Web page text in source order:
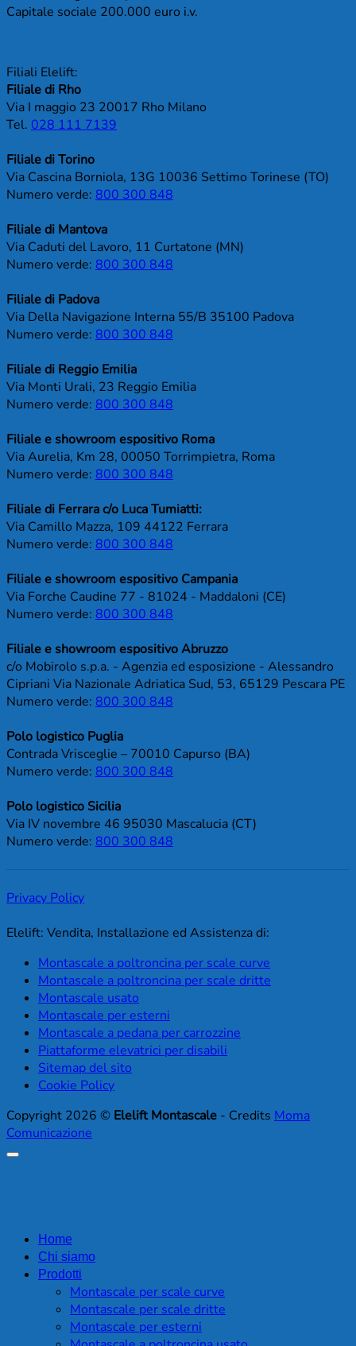
Capitale sociale 200.000 euro i.v.
Filiali Elelift:
Filiale di Rho
Via I maggio 23 20017 Rho Milano
Tel. 028 111 7139
Filiale di Torino
Via Cascina Borniola, 13G 10036 Settimo Torinese (TO)
Numero verde: 800 300 848
Filiale di Mantova
Via Caduti del Lavoro, 11 Curtatone (MN)
Numero verde: 800 300 848
Filiale di Padova
Via Della Navigazione Interna 55/B 35100 Padova
Numero verde: 800 300 848
Filiale di Reggio Emilia
Via Monti Urali, 23 Reggio Emilia
Numero verde: 800 300 848
Filiale e showroom espositivo Roma
Via Aurelia, Km 28, 00050 Torrimpietra, Roma
Numero verde: 800 300 848
Filiale di Ferrara c/o Luca Tumiatti:
Via Camillo Mazza, 109 44122 Ferrara
Numero verde: 800 300 848
Filiale e showroom espositivo Campania
Via Forche Caudine 77 - 81024 - Maddaloni (CE)
Numero verde: 800 300 848
Filiale e showroom espositivo Abruzzo
c/o Mobirolo s.p.a. - Agenzia ed esposizione - Alessandro
Cipriani Via Nazionale Adriatica Sud, 53, 65129 Pescara PE
Numero verde: 800 300 848
Polo logistico Puglia
Contrada Vrisceglie – 70010 Capurso (BA)
Numero verde: 800 300 848
Polo logistico Sicilia
Via IV novembre 46 95030 Mascalucia (CT)
Numero verde: 800 300 848
Privacy Policy
Elelift: Vendita, Installazione ed Assistenza di:
Montascale a poltroncina per scale curve
Montascale a poltroncina per scale dritte
Montascale usato
Montascale per esterni
Montascale a pedana per carrozzine
Piattaforme elevatrici per disabili
Sitemap del sito
Cookie Policy
Copyright 2026 © Elelift Montascale - Credits Moma
Comunicazione
Home
Chi siamo
Prodotti
Montascale per scale curve
Montascale per scale dritte
Montascale per esterni